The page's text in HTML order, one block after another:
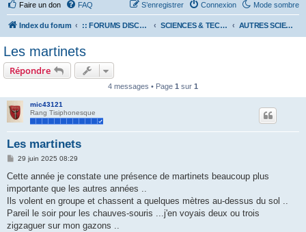
Faire un don Mode sombre
FAQ Connexion
S’enregistrer
Index du forum :: FORUMS DISCUSSION GÉNÉRALES SCIENCES & TECHNOLOGIES AUTRES SCIENCES
Les martinets
Répondre
4 messages • Page 1 sur 1
mic43121
Rang Tisiphonesque
Les martinets
M
s
a
g
29 juin 2025 08:29
Cette année je constate une présence de martinets beaucoup plus
importante que les autres années ..
Ils volent en groupe et chassent a quelques mètres au-dessus du sol ..
Pareil le soir pour les chauves-souris ...j'en voyais deux ou trois
zigzaguer sur mon gazons ..